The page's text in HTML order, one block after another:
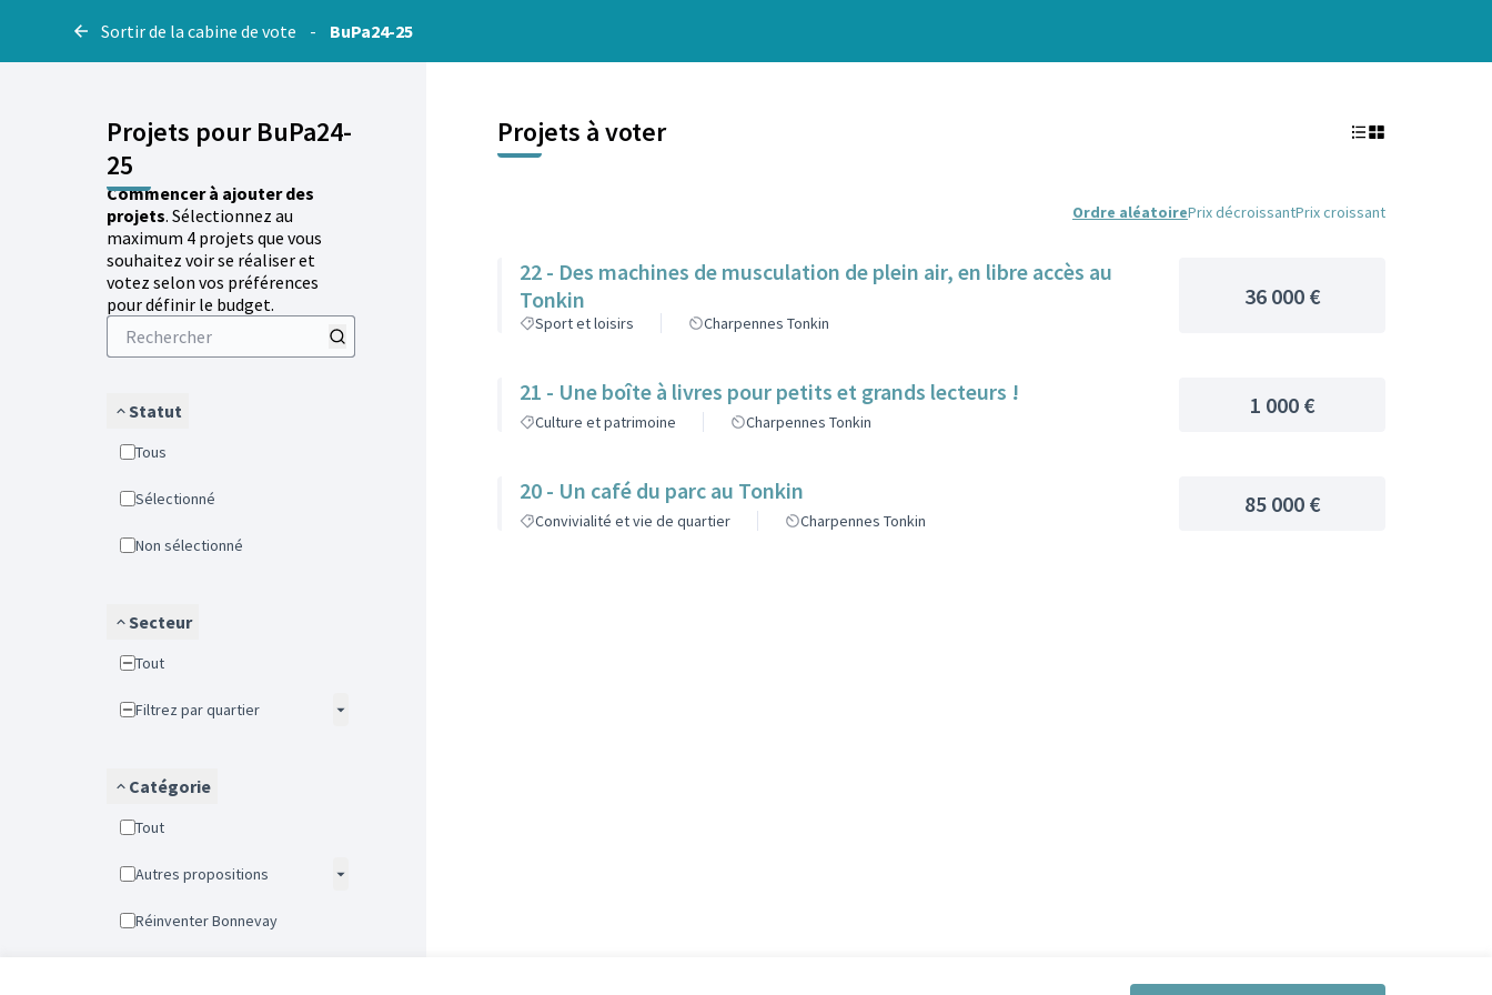
Sortir de la cabine de vote - BuPa24-25
Projets pour BuPa24-
25
Commencer à ajouter des
projets. Sélectionnez au
maximum 4 projets que vous
souhaitez voir se réaliser et
votez selon vos préférences
pour définir le budget.
Statut
Tous
Sélectionné
Non sélectionné
Secteur
Tout
Filtrez par quartier
Catégorie
Tout
Autres propositions
Réinventer Bonnevay
Projets à voter
Ordre aléatoirePrix décroissantPrix croissant
22 - Des machines de musculation de plein air, en libre accès au
Tonkin
Sport et loisirs Charpennes Tonkin
36 000 €
21 - Une boîte à livres pour petits et grands lecteurs !
Culture et patrimoine Charpennes Tonkin
1 000 €
20 - Un café du parc au Tonkin
Convivialité et vie de quartier Charpennes Tonkin
85 000 €